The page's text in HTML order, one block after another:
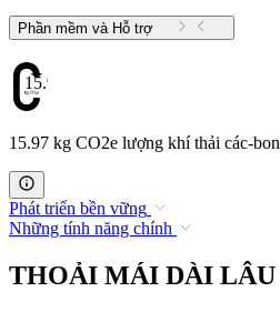
Phần mềm và Hỗ trợ
15.97
15.97 kg CO2e lượng khí thải các-bon
Phát triển bền vững
Những tính năng chính
THOẢI MÁI DÀI LÂU